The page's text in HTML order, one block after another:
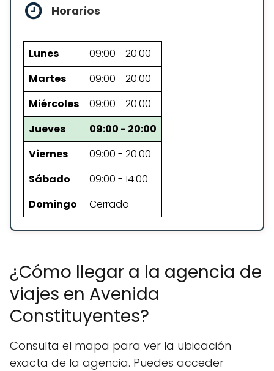
Horarios
Lunes
09:00 - 20:00
Martes
09:00 - 20:00
Miércoles
09:00 - 20:00
Jueves
09:00 - 20:00
Viernes
09:00 - 20:00
Sábado
09:00 - 14:00
Domingo
Cerrado
¿Cómo llegar a la agencia de
viajes en Avenida
Constituyentes?
Consulta el mapa para ver la ubicación
exacta de la agencia. Puedes acceder